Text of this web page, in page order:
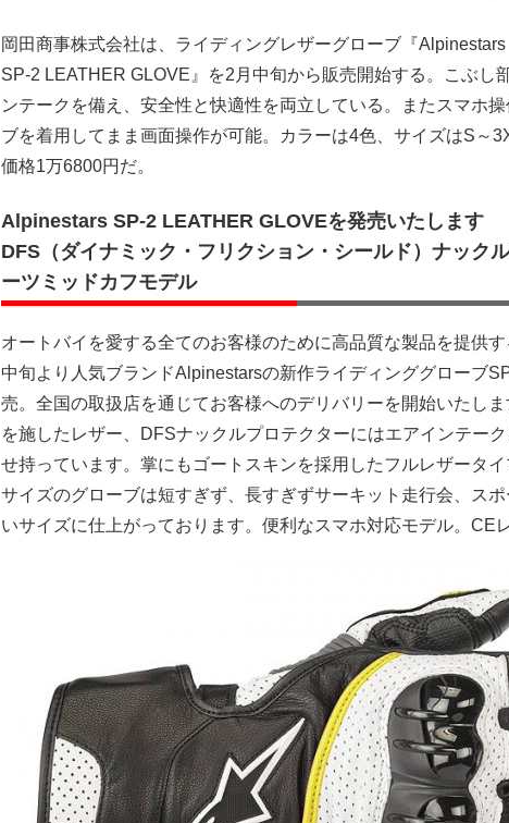
岡田商事株式会社は、ライディングレザーグローブ『
SP-2 LEATHER GLOVE』を2月中旬から販売開始する。こぶし
ンテークを備え、安全性と快適性を両立している。またスマホ
ブを着用してまま画面操作が可能。カラーは4色、サイズはS～
価格1万6800円だ。
Alpinestars SP-2 LEATHER GLOVEを発売いたします
DFS（ダイナミック・フリクション・シールド）ナック
ーツミッドカフモデル
オートバイを愛する全てのお客様のために高品質な製品を提供
中旬より人気ブランドAlpinestarsの新作ライディンググローブ
売。全国の取扱店を通じてお客様へのデリバリーを開始いたし
を施したレザー、DFSナックルプロテクターにはエアインテー
せ持っています。掌にもゴートスキンを採用したフルレザータ
サイズのグローブは短すぎず、長すぎずサーキット走行会、ス
いサイズに仕上がっております。便利なスマホ対応モデル。CE